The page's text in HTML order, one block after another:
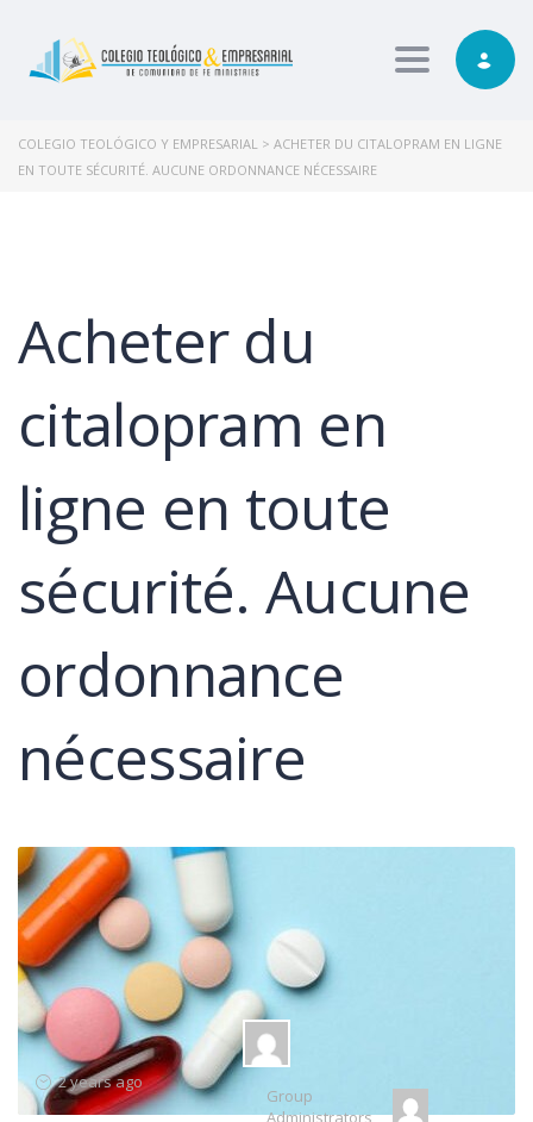
Toggle
COLEGIO TEOLÓGICO Y EMPRESARIAL > ACHETER DU CITALOPRAM EN LIGNE
EN TOUTE SÉCURITÉ. AUCUNE ORDONNANCE NÉCESSAIRE
Acheter du
citalopram en
ligne en toute
sécurité. Aucune
ordonnance
nécessaire
2 years ago
Group
Group
Administrators